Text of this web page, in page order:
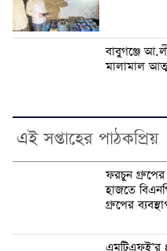
বাবুগঞ্জে
মালামাল
এই সপ্তাহের পাঠকপ্রিয়
ফরচুন
হাজতে
গ্রুপের
এমটিএফই’র